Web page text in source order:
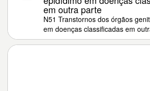
em outra parte
N51 Transtornos dos órgãos
em doenças classificadas em